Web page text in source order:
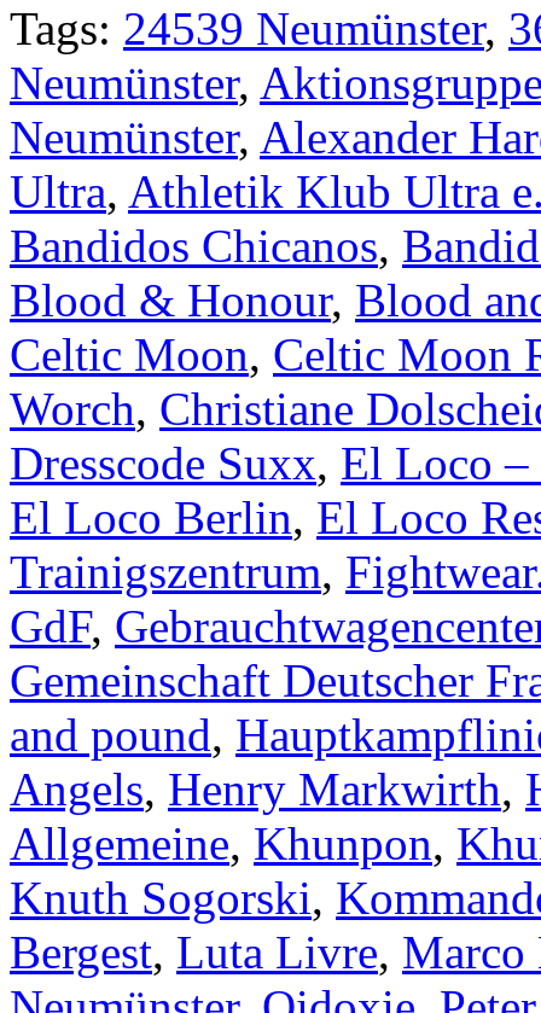
Tags: 24539 Neumünster,
Neumünster,
Neumünster, Alexander
Ultra, Athletik Klub Ultra
Bandidos Chicanos,
Blood & Honour, Blood
Celtic Moon, Celtic Moon
Worch, Christiane
Dresscode Suxx, El Loco –
El Loco Berlin, El Loco
Trainigszentrum,
GdF,
Gemeinschaft Deutscher
and pound,
Angels, Henry Markwirth,
Allgemeine, Khunpon,
Knuth Sogorski,
Bergest, Luta Livre, Marco